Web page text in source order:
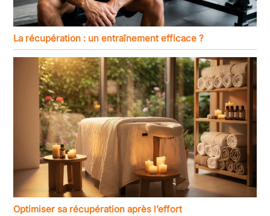
La récupération : un entraînement efficace ?
Optimiser sa récupération après l’effort